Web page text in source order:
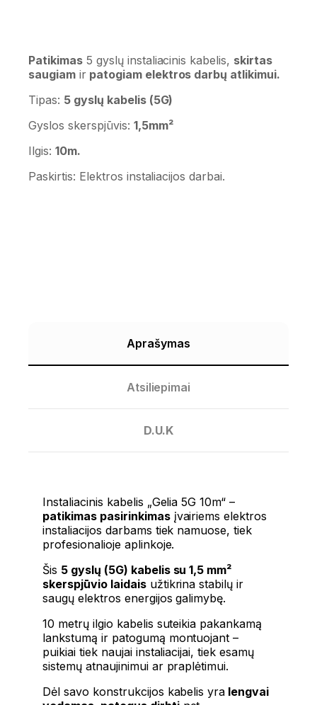
Patikimas5 gyslų instaliacinis kabelis, skirtas
saugiamirpatogiam elektros darbų atlikimui.
Tipas: 5 gyslų kabelis (5G)
Gyslos skerspjūvis: 1,5mm²
Ilgis: 10m.
Paskirtis: Elektros instaliacijos darbai.
Aprašymas
Atsiliepimai
D.U.K
Instaliacinis kabelis „Gelia 5G 10m“ –
patikimas pasirinkimasįvairiems elektros
instaliacijos darbams tiek namuose, tiek
profesionalioje aplinkoje.
Šis 5 gyslų (5G) kabelis su 1,5 mm²
skerspjūvio laidaisužtikrina stabilų ir
saugų elektros energijos galimybę.
10 metrų ilgio kabelis suteikia pakankamą
lankstumą ir patogumą montuojant –
puikiai tiek naujai instaliacijai, tiek esamų
sistemų atnaujinimui ar praplėtimui.
Dėl savo konstrukcijos kabelis yra lengvai